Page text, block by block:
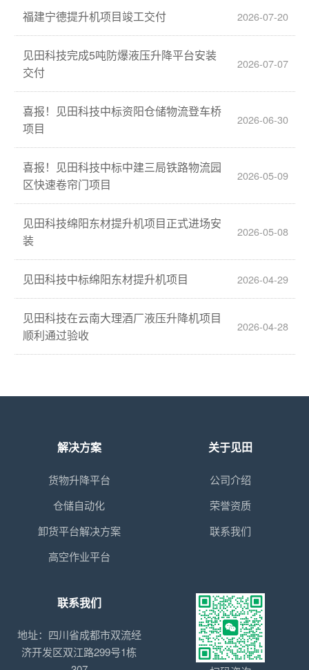
福建宁德提升机项目竣工交付 2026-07-20
见田科技完成5吨防爆液压升降平台安装
交付
2026-07-07
喜报！见田科技中标资阳仓储物流登车桥
项目
2026-06-30
喜报！见田科技中标中建三局铁路物流园
区快速卷帘门项目
2026-05-09
见田科技绵阳东材提升机项目正式进场安
装
2026-05-08
见田科技中标绵阳东材提升机项目 2026-04-29
见田科技在云南大理酒厂液压升降机项目
顺利通过验收
2026-04-28
解决方案
货物升降平台
仓储自动化
卸货平台解决方案
高空作业平台
关于见田
公司介绍
荣誉资质
联系我们
联系我们
地址：四川省成都市双流经
济开发区双江路299号1栋